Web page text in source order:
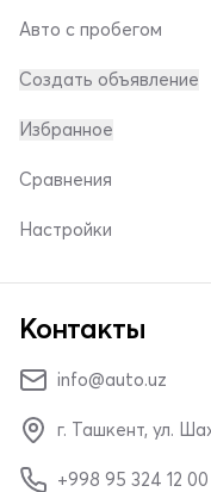
Авто с пробегом
Создать объявление
Избранное
Сравнения
Настройки
Контакты
info@auto.uz
г. Ташкент, ул.
+998 95 324 12 00